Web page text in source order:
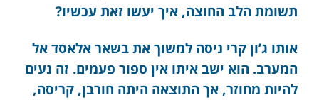
תשומת הלב החוצה, איך יעשו זאת עכשיו?
אותו ג’ון קרי ניסה למשוך את בשאר אלאסד אל
המערב. הוא ישב איתו אין ספור פעמים. זה נעים
להיות מחוזר, אך התוצאה היתה חורבן, קריסה,